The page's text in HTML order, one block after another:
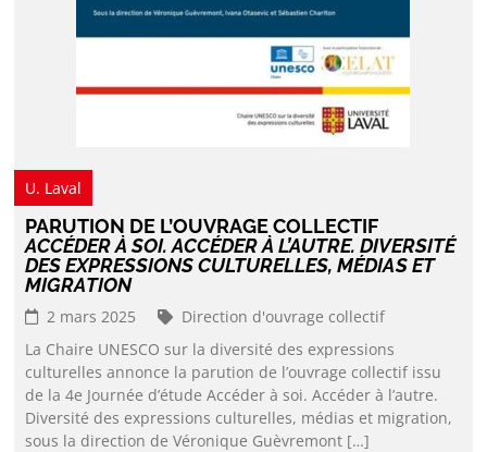
U. Laval
PARUTION DE L’OUVRAGE COLLECTIF
ACCÉDER À SOI. ACCÉDER À L’AUTRE. DIVERSITÉ
DES EXPRESSIONS CULTURELLES, MÉDIAS ET
MIGRATION
2 mars 2025
Direction d'ouvrage collectif
La Chaire UNESCO sur la diversité des expressions
culturelles annonce la parution de l’ouvrage collectif issu
de la 4e Journée d’étude Accéder à soi. Accéder à l’autre.
Diversité des expressions culturelles, médias et migration,
sous la direction de Véronique Guèvremont […]